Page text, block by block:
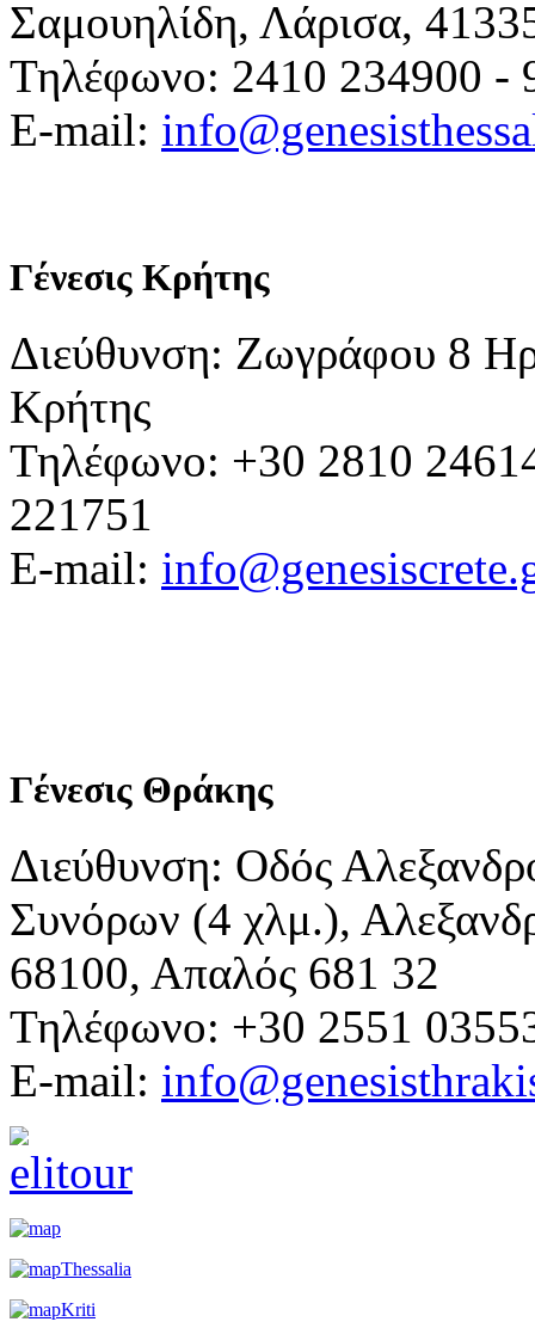
Σαμουηλίδη, Λάρισα,
Τηλέφωνο: 2410 234900 -
E-mail:
Γένεσις Κρήτης
Διεύθυνση: Ζωγράφου 8
Κρήτης
Τηλέφωνο: +30 2810
221751
E-mail:
Γένεσις Θράκης
Διεύθυνση: Οδός
Συνόρων (4 χλμ.),
68100, Απαλός 681 32
Τηλέφωνο: +30 2551
E-mail: